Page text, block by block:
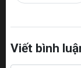
Viết bình